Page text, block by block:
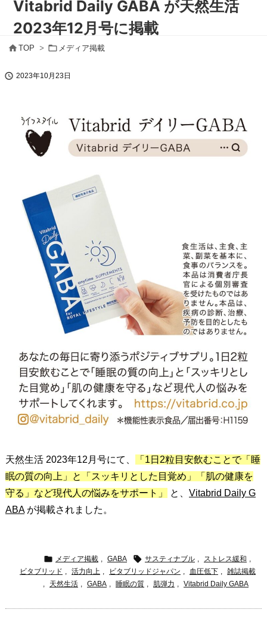
 TOP >  メディア掲載
Vitabrid Daily GABA が天然生活
2023年12月号に掲載
 2023年10月23日
天然生活 2023年12月号にて、
「1日2粒目安飲むことで「睡
眠の質の向上」と「スッキリとした目覚め」「肌の健康を
守る」など現代人の悩みをサポート」
と、 Vitabrid Daily G
ABAが掲載されました。
 メディア掲載 , GABA  サスティナブル , ストレス緩和 ,
ビタブリッド , 活力向上 , ビタブリッドジャパン , 血圧低下 , 雑誌掲載
,
天然生活 , GABA , 睡眠の質 , 肌弾力 , Vitabrid Daily GABA